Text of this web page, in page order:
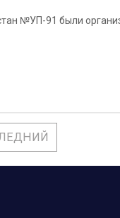
№УП-91 были